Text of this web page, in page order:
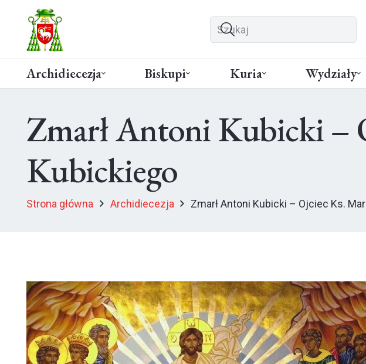
Archidiecezja Biskupi Kuria Wydziały
Zmarł Antoni Kubicki –
Kubickiego
Strona główna Archidiecezja Zmarł Antoni Kubicki – Ojciec Ks.